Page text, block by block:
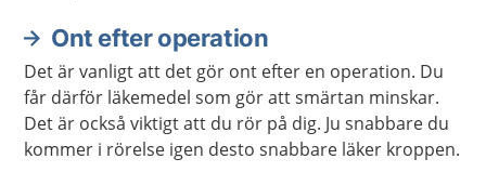
Ont efter operation
Det är vanligt att det gör ont efter en operation. Du
får därför läkemedel som gör att smärtan minskar.
Det är också viktigt att du rör på dig. Ju snabbare du
kommer i rörelse igen desto snabbare läker kroppen.